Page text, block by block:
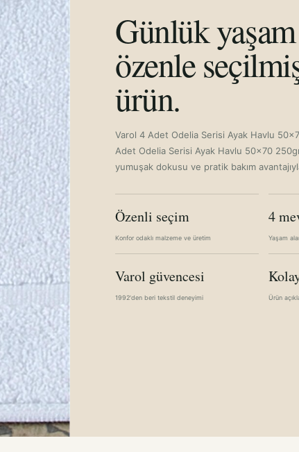
Günlük
özenle
ürün.
Varol 4 Adet Odelia Serisi Ayak Havlu
Adet Odelia Serisi Ayak Havlu 50x70
yumuşak dokusu ve pratik bakım
Özenli seçim
Konfor odaklı malzeme ve üretim
4
Yaşam
Varol güvencesi
1992'den beri tekstil deneyimi Ürün